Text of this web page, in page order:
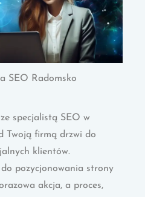
SEO Radomsko
specjalistą SEO w
Twoją firmą drzwi do
klientów.
pozycjonowania strony
akcja, a proces,